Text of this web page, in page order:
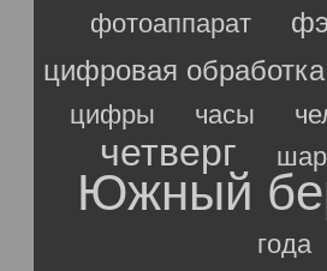
фотоаппарат
цифровая
цифры часы
четверг шар
Южный
года